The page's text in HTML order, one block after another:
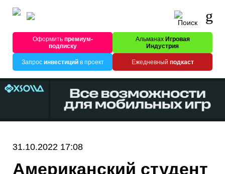
Оформитьпремиум-
подписку
Альманах Игровая
Индустрия
Запрос инвестицийв проект Ежедневный подкаст
31.10.2022 17:08
Американский студент